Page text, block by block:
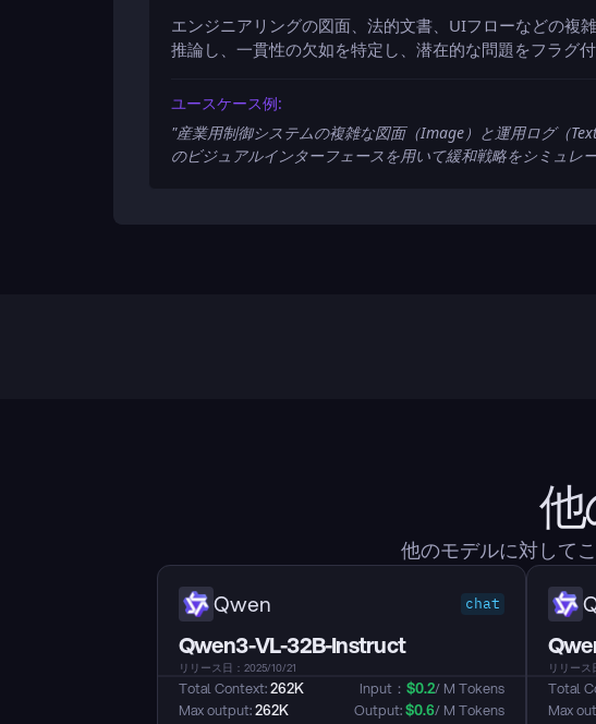
エンジニアリングの図面、法的文書、UIフローなどの複
推論し、一貫性の欠如を特定し、潜在的な問題をフラグ付
ユースケース例:
"産業用制御システムの複雑な図面（Image）と運用ログ（
のビジュアルインターフェースを用いて緩和戦略をシミュレー
他のモデルに対して
Qwen chat
Qwen3-VL-32B-Instruct
リリース日：2025/10/21
Total Context: 262K
Max output: 262K
Input： $0.2/ M Tokens
Output: $0.6/ M Tokens
リリース
Total
Max